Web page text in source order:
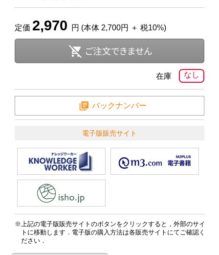
定価 2,970 円 (本体 2,700円 ＋ 税10%)
なし
在庫
バックナンバー
電子版販売サイト
上記の電子版販売サイトのボタンをクリックすると，外部のサイ
トに移動します．電子版の購入方法は各販売サイトにてご確認く
ださい．